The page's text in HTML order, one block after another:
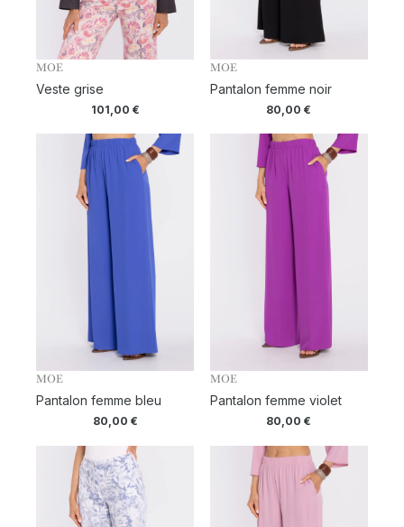
MOE
Veste grise
101,00 €
MOE
Pantalon femme noir
80,00€
MOE
Pantalon femme bleu
80,00 €
MOE
Pantalon femme violet
80,00€